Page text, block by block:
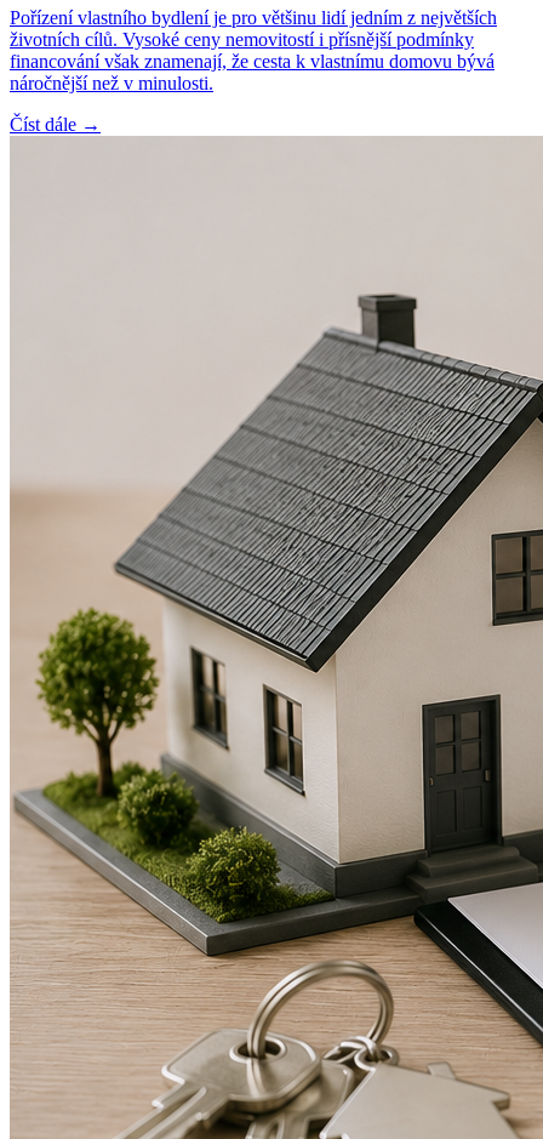
Pořízení vlastního bydlení je pro většinu lidí jedním z největších
životních cílů. Vysoké ceny nemovitostí i přísnější podmínky
financování však znamenají, že cesta k vlastnímu domovu bývá
náročnější než v minulosti.
Číst dále →